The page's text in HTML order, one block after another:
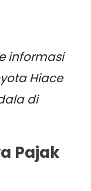
informasi
Hiace
di
Pajak